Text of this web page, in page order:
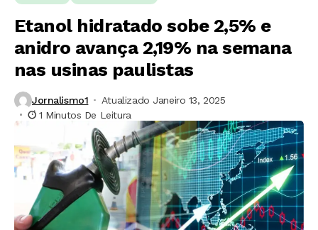
Etanol hidratado sobe 2,5% e
anidro avança 2,19% na semana
nas usinas paulistas
Jornalismo1
Atualizado Janeiro 13, 2025
1 Minutos De Leitura